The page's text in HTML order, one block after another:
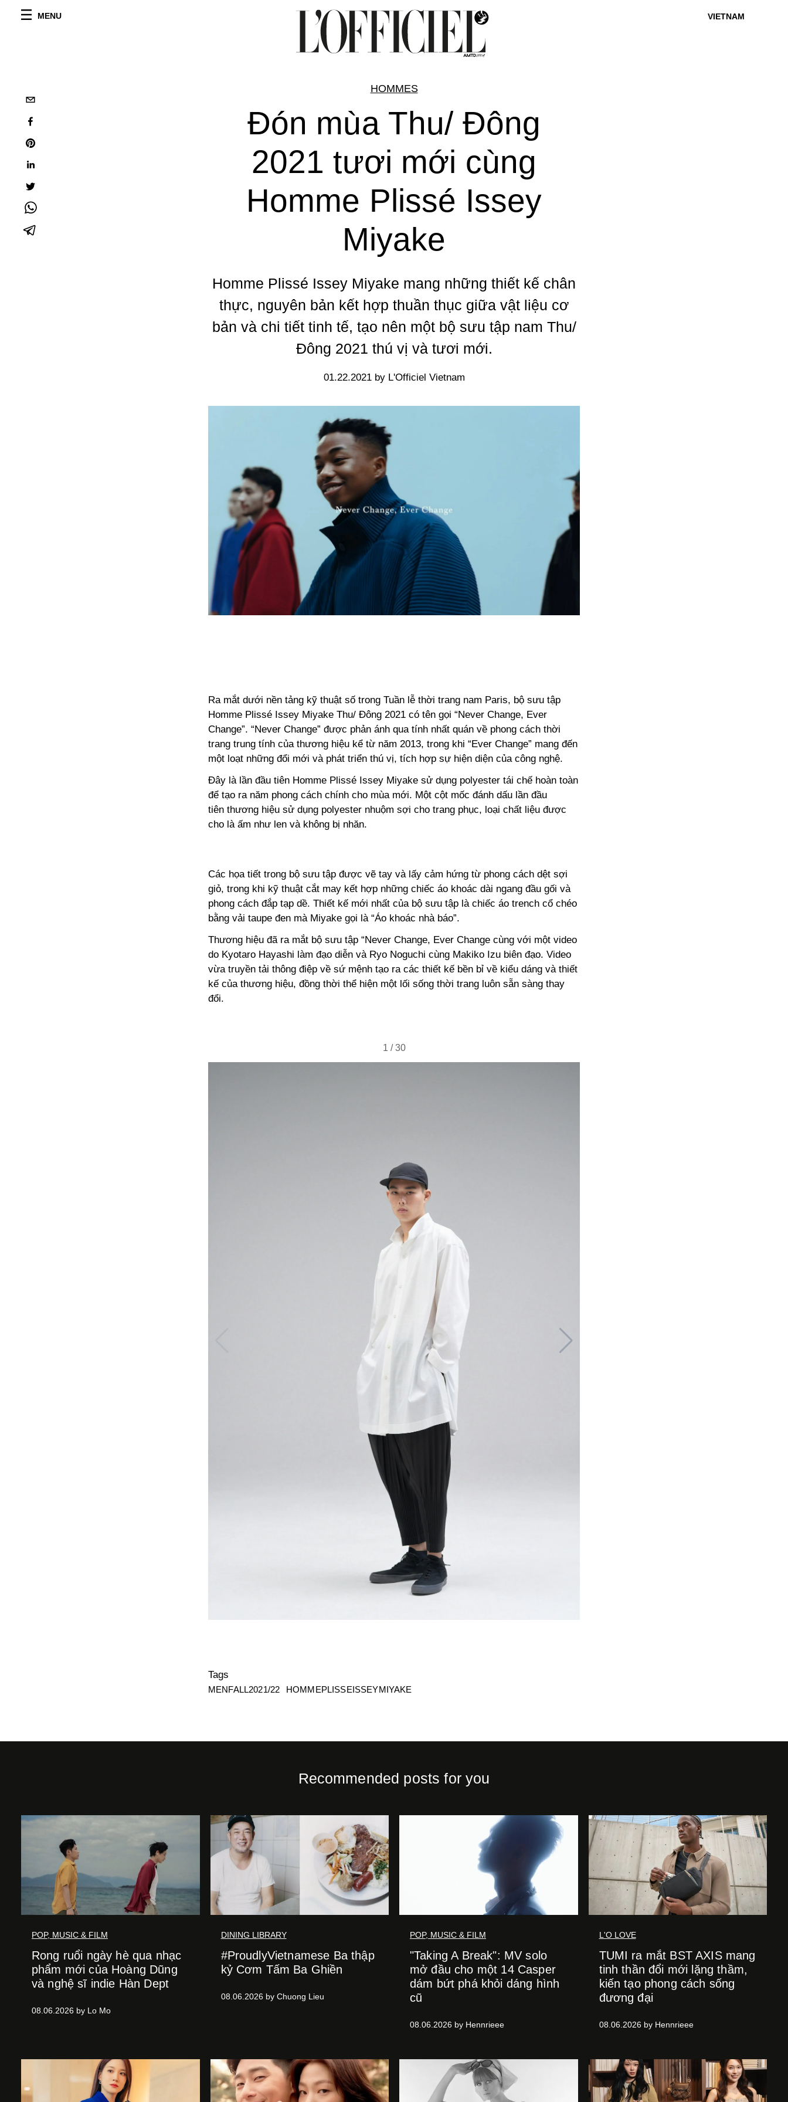
MENU VIETNAM
HOMMES
Đón mùa Thu/ Đông
2021 tươi mới cùng
Homme Plissé Issey
Miyake
Homme Plissé Issey Miyake mang những thiết kế chân
thực, nguyên bản kết hợp thuần thục giữa vật liệu cơ
bản và chi tiết tinh tế, tạo nên một bộ sưu tập nam Thu/
Đông 2021 thú vị và tươi mới.
01.22.2021 by L'Officiel Vietnam
Ra mắt dưới nền tảng kỹ thuật số trong Tuần lễ thời trang nam Paris, bộ sưu tập
Homme Plissé Issey Miyake Thu/ Đông 2021 có tên gọi “Never Change, Ever
Change”. “Never Change” được phản ánh qua tính nhất quán về phong cách thời
trang trung tính của thương hiệu kể từ năm 2013, trong khi “Ever Change” mang đến
một loạt những đổi mới và phát triển thú vị, tích hợp sự hiện diện của công nghệ.
Đây là lần đầu tiên Homme Plissé Issey Miyake sử dụng polyester tái chế hoàn toàn
để tạo ra năm phong cách chính cho mùa mới. Một cột mốc đánh dấu lần đầu
tiên thương hiệu sử dụng polyester nhuộm sợi cho trang phục, loại chất liệu được
cho là ấm như len và không bị nhăn.
Các họa tiết trong bộ sưu tập được vẽ tay và lấy cảm hứng từ phong cách dệt sợi
giỏ, trong khi kỹ thuật cắt may kết hợp những chiếc áo khoác dài ngang đầu gối và
phong cách đắp tạp dề. Thiết kế mới nhất của bộ sưu tập là chiếc áo trench cổ chéo
bằng vải taupe đen mà Miyake gọi là “Áo khoác nhà báo”.
Thương hiệu đã ra mắt bộ sưu tập “Never Change, Ever Change cùng với một video
do Kyotaro Hayashi làm đạo diễn và Ryo Noguchi cùng Makiko Izu biên đạo. Video
vừa truyền tải thông điệp về sứ mệnh tạo ra các thiết kế bền bỉ về kiểu dáng và thiết
kế của thương hiệu, đồng thời thể hiện một lối sống thời trang luôn sẵn sàng thay
đổi.
1 /30
Tags
MENFALL2021/22 HOMMEPLISSEISSEYMIYAKE
Recommended posts for you
POP, MUSIC & FILM
Rong ruổi ngày hè qua nhạc
phẩm mới của Hoàng Dũng
và nghệ sĩ indie Hàn Dept
08.06.2026 by Lo Mo
DINING LIBRARY
#ProudlyVietnamese Ba thập
kỷ Cơm Tấm Ba Ghiền
08.06.2026 by Chuong Lieu
POP, MUSIC & FILM
"Taking A Break": MV solo
mở đầu cho một 14 Casper
dám bứt phá khỏi dáng hình
cũ
08.06.2026 by Hennrieee
L'O LOVE
TUMI ra mắt BST AXIS mang
tinh thần đổi mới lặng thầm,
kiến tạo phong cách sống
đương đại
08.06.2026 by Hennrieee